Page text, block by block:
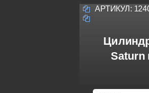
АРТИКУЛ:
Saturn